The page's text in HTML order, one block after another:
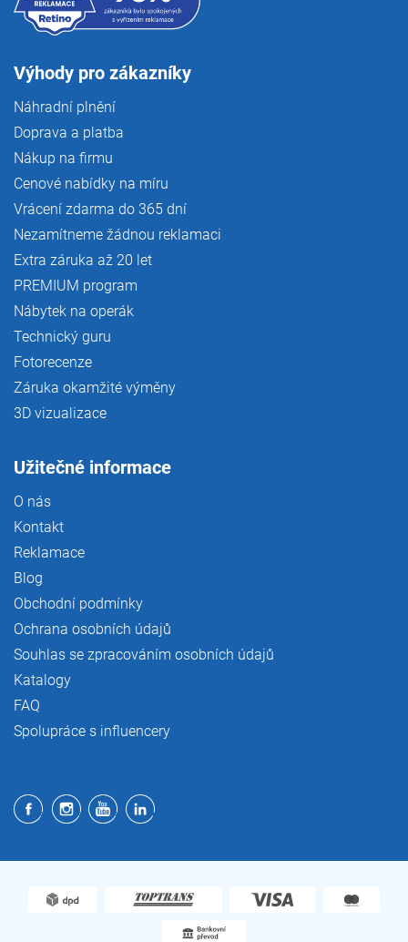
Výhody pro zákazníky
Náhradní plnění
Doprava a platba
Nákup na firmu
Cenové nabídky na míru
Vrácení zdarma do 365 dní
Nezamítneme žádnou reklamaci
Extra záruka až 20 let
PREMIUM program
Nábytek na operák
Technický guru
Fotorecenze
Záruka okamžité výměny
3D vizualizace
Užitečné informace
O nás
Kontakt
Reklamace
Blog
Obchodní podmínky
Ochrana osobních údajů
Souhlas se zpracováním osobních údajů
Katalogy
FAQ
Spolupráce s influencery